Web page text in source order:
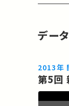
デー
2013年